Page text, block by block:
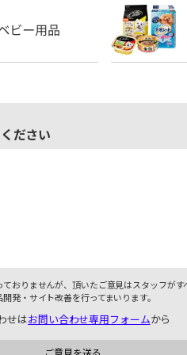
ださい
ておりませんが、頂いたご意見はスタッフが
発・サイト改善を行ってまいります。
せはお問い合わせ専用フォームから